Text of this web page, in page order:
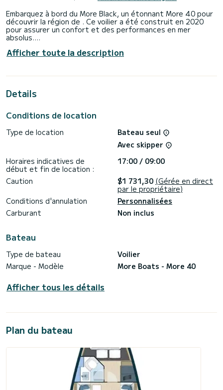
Embarquez à bord du More Black, un étonnant More 40 pour
découvrir la région de . Ce voilier a été construit en 2020
pour assurer un confort et des performances en mer
absolus.
Vous allez vivre une croisière exceptionnelle sur ce voilier de
12 mètres. Vous pourrez accueillir jusqu'à 8 passagers en
douche.
Génois sur enrouleur. Il dispose des équipements suivants :
Nous vous invitons à faire une demande de devis
directement via la plateforme, nous reviendrons vers vous
Afficher toute la description
Details
Conditions de location
Type de location
Bateau seul
Avec skipper
Horaires indicatives de
début et fin de location :
17:00 / 09:00
Caution
$1 731,30 (Gérée en direct
par le propriétaire)
Conditions d'annulation
Personnalisées
Carburant
Non inclus
Bateau
Type de bateau
Voilier
Marque - Modèle
More Boats - More 40
Afficher tous les détails
Plan du bateau